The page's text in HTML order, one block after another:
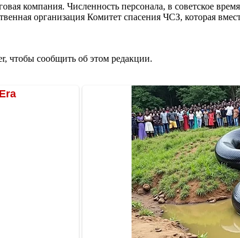
компания. Численность персонала, в советское
организация Комитет спасения ЧСЗ, которая
чтобы сообщить об этом редакции.